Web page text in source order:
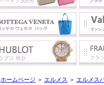
ホームページ ＞ エルメス ＞ エルメス